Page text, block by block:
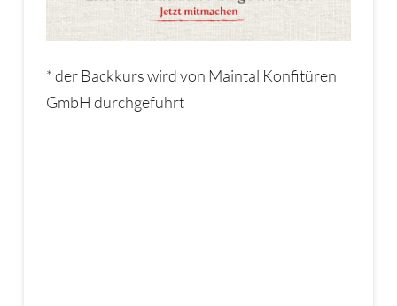
* der Backkurs wird von Maintal Konfitüren
GmbH durchgeführt